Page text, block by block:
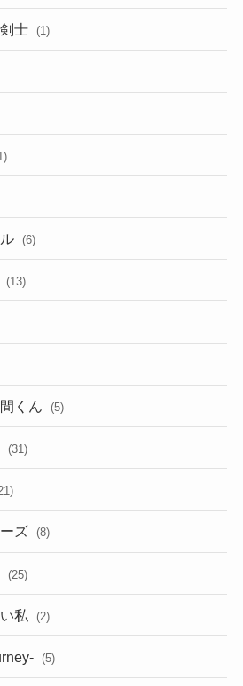
士 (1)
(6)
(13)
くん (5)
(31)
ズ (8)
(25)
私 (2)
(5)